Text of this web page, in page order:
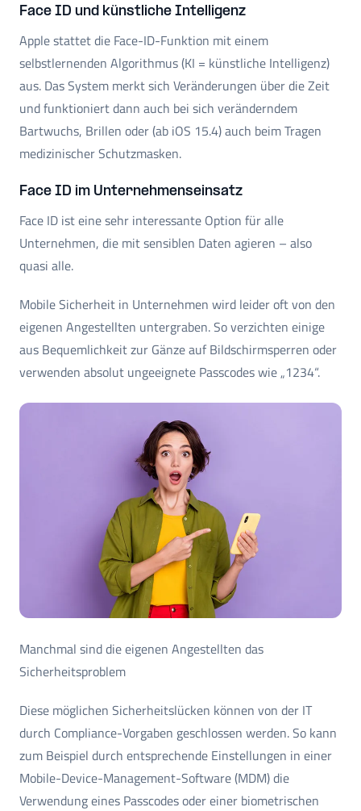
Face ID und künstliche Intelligenz
Apple stattet die Face-ID-Funktion mit einem
selbstlernenden Algorithmus (KI = künstliche Intelligenz)
aus. Das System merkt sich Veränderungen über die Zeit
und funktioniert dann auch bei sich veränderndem
Bartwuchs, Brillen oder (ab iOS 15.4) auch beim Tragen
medizinischer Schutzmasken.
Face ID im Unternehmenseinsatz
Face ID ist eine sehr interessante Option für alle
Unternehmen, die mit sensiblen Daten agieren – also
quasi alle.
Mobile Sicherheit in Unternehmen wird leider oft von den
eigenen Angestellten untergraben. So verzichten einige
aus Bequemlichkeit zur Gänze auf Bildschirmsperren oder
verwenden absolut ungeeignete Passcodes wie „1234“.
Manchmal sind die eigenen Angestellten das
Sicherheitsproblem
Diese möglichen Sicherheitslücken können von der IT
durch Compliance-Vorgaben geschlossen werden. So kann
zum Beispiel durch entsprechende Einstellungen in einer
Mobile-Device-Management-Software (MDM) die
Verwendung eines Passcodes oder einer biometrischen